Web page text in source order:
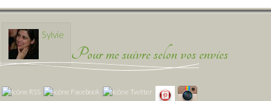
Sylvie
Pour me suivre selon vos envies